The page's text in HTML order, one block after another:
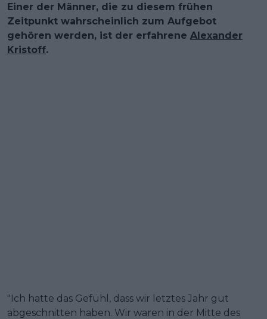
Einer der Männer, die zu diesem frühen
Zeitpunkt wahrscheinlich zum Aufgebot
gehören werden, ist der erfahrene Alexander
Kristoff.
"Ich hatte das Gefühl, dass wir letztes Jahr gut
abgeschnitten haben. Wir waren in der Mitte des